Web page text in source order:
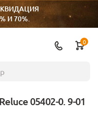
И 70%.
0
05402-0. 9-01